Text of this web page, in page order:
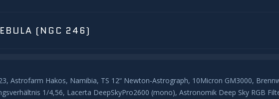
(NGC 246)
Astrofarm Hakos, Namibia, TS 12“ Newton-Astrograph, 10Micron GM3000,
1/4,56, Lacerta DeepSkyPro2600 (mono), Astronomik Deep Sky RGB